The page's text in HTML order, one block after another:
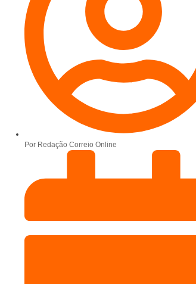
Por Redação Correio Online